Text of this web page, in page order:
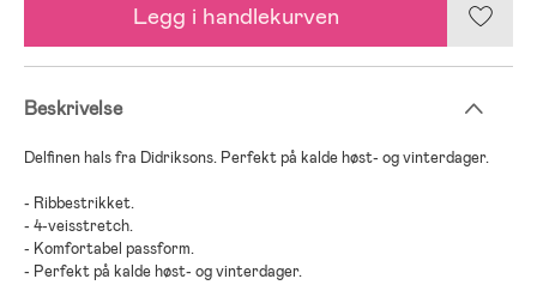
Legg i handlekurven
Beskrivelse
Delfinen hals fra Didriksons. Perfekt på kalde høst- og vinterdager.
- Ribbestrikket.
- 4-veisstretch.
- Komfortabel passform.
- Perfekt på kalde høst- og vinterdager.